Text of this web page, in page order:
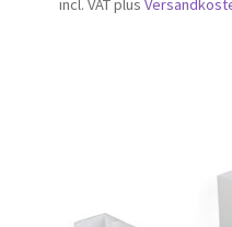
incl. VATplus